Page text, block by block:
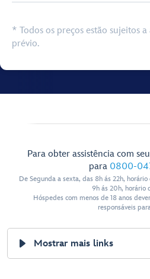
* Todos os preços estão sujeitos
prévio.
Para obter assistência com
para 0800-
De Segunda a sexta, das 8h ás 22h,
9h ás 20h, horário
Hóspedes com menos de 18 anos
responsáveis
Mostrar mais links